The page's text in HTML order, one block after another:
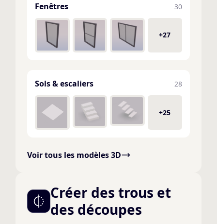
Fenêtres 30
+27
Sols & escaliers 28
+25
Voir tous les modèles 3D
Créer des trous et
des découpes